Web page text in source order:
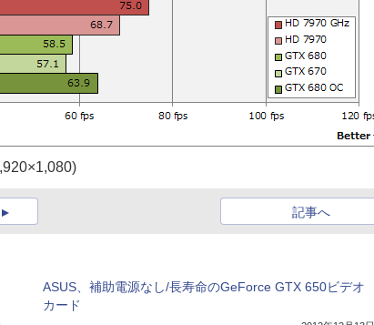
記事へ
ASUS、補助電源なし/長寿命のGeForce GTX 650ビデオ
カード